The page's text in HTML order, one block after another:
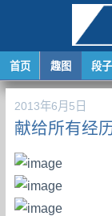
首页 趣图 段子
2013年6月5日
献给所有经